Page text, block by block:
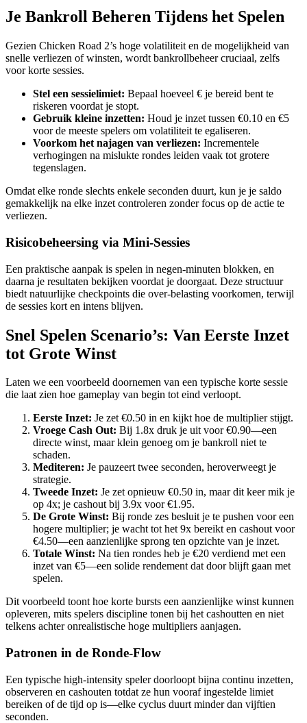
Je Bankroll Beheren Tijdens het Spelen
Gezien Chicken Road 2’s hoge volatiliteit en de mogelijkheid van
snelle verliezen of winsten, wordt bankrollbeheer cruciaal, zelfs
voor korte sessies.
Stel een sessielimiet: Bepaal hoeveel € je bereid bent te
riskeren voordat je stopt.
Gebruik kleine inzetten: Houd je inzet tussen €0.10 en €5
voor de meeste spelers om volatiliteit te egaliseren.
Voorkom het najagen van verliezen: Incrementele
verhogingen na mislukte rondes leiden vaak tot grotere
tegenslagen.
Omdat elke ronde slechts enkele seconden duurt, kun je je saldo
gemakkelijk na elke inzet controleren zonder focus op de actie te
verliezen.
Risicobeheersing via Mini‑Sessies
Een praktische aanpak is spelen in negen‑minuten blokken, en
daarna je resultaten bekijken voordat je doorgaat. Deze structuur
biedt natuurlijke checkpoints die over‑belasting voorkomen, terwijl
de sessies kort en intens blijven.
Snel Spelen Scenario’s: Van Eerste Inzet
tot Grote Winst
Laten we een voorbeeld doornemen van een typische korte sessie
die laat zien hoe gameplay van begin tot eind verloopt.
Eerste Inzet: Je zet €0.50 in en kijkt hoe de multiplier stijgt.
Vroege Cash Out: Bij 1.8x druk je uit voor €0.90—een
directe winst, maar klein genoeg om je bankroll niet te
schaden.
Mediteren: Je pauzeert twee seconden, heroverweegt je
strategie.
Tweede Inzet: Je zet opnieuw €0.50 in, maar dit keer mik je
op 4x; je cashout bij 3.9x voor €1.95.
De Grote Winst: Bij ronde zes besluit je te pushen voor een
hogere multiplier; je wacht tot het 9x bereikt en cashout voor
€4.50—een aanzienlijke sprong ten opzichte van je inzet.
Totale Winst: Na tien rondes heb je €20 verdiend met een
inzet van €5—een solide rendement dat door blijft gaan met
spelen.
Dit voorbeeld toont hoe korte bursts een aanzienlijke winst kunnen
opleveren, mits spelers discipline tonen bij het cashoutten en niet
telkens achter onrealistische hoge multipliers aanjagen.
Patronen in de Ronde‑Flow
Een typische high‑intensity speler doorloopt bijna continu inzetten,
observeren en cashouten totdat ze hun vooraf ingestelde limiet
bereiken of de tijd op is—elke cyclus duurt minder dan vijftien
seconden.